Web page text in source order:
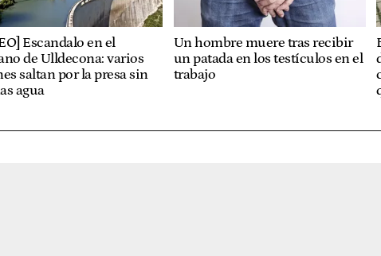
Escandalo en el
de Ulldecona: varios
saltan por la presa sin
agua
Un hombre muere tras recibir
un patada en los testículos en el
trabajo